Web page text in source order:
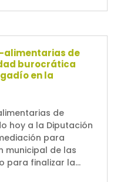
alimentarias de
burocrática
en la
de
hoy a la Diputación
para
municipal de las
para finalizar la...